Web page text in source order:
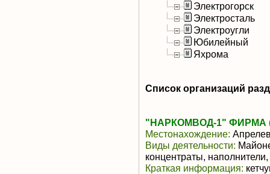
Электрогорск
Электросталь
Электроугли
Юбилейный
Яхрома
Список организаций
"НАРКОМВОД-1" ФИРМА
Местонахождение:
Виды деятельности:
концентраты,
Краткая информация: